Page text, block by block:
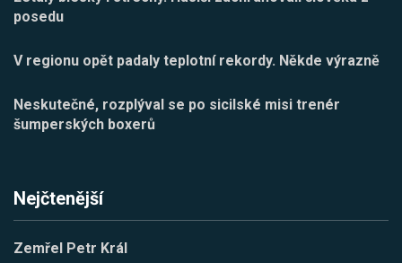
posedu
V regionu opět padaly teplotní rekordy. Někde výrazně
Neskutečné, rozplýval se po sicilské misi trenér
šumperských boxerů
Nejčtenější
Zemřel Petr Král